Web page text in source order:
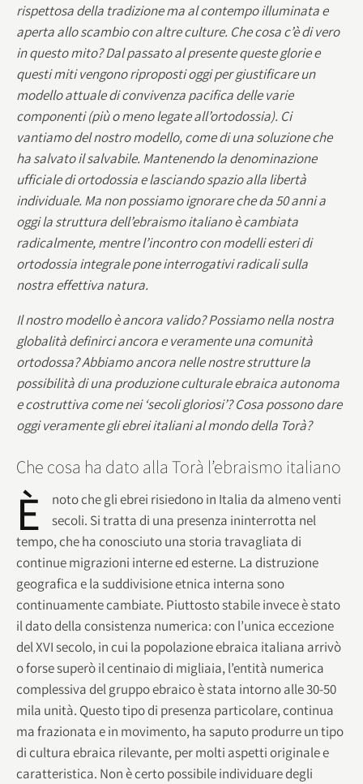
rispettosa della tradizione ma al contempo illuminata e
aperta allo scambio con altre culture. Che cosa c’è di vero
in questo mito? Dal passato al presente queste glorie e
questi miti vengono riproposti oggi per giustificare un
modello attuale di convivenza pacifica delle varie
componenti (più o meno legate all’ortodossia). Ci
vantiamo del nostro modello, come di una soluzione che
ha salvato il salvabile. Mantenendo la denominazione
ufficiale di ortodossia e lasciando spazio alla libertà
individuale. Ma non possiamo ignorare che da 50 anni a
oggi la struttura dell’ebraismo italiano è cambiata
radicalmente, mentre l’incontro con modelli esteri di
ortodossia integrale pone interrogativi radicali sulla
nostra effettiva natura.
Il nostro modello è ancora valido? Possiamo nella nostra
globalità definirci ancora e veramente una comunità
ortodossa? Abbiamo ancora nelle nostre strutture la
possibilità di una produzione culturale ebraica autonoma
e costruttiva come nei ‘secoli gloriosi’? Cosa possono dare
oggi veramente gli ebrei italiani al mondo della Torà?
Che cosa ha dato alla Torà l’ebraismo italiano
È
noto che gli ebrei risiedono in Italia da almeno venti
secoli. Si tratta di una presenza ininterrotta nel
tempo, che ha conosciuto una storia travagliata di
continue migrazioni interne ed esterne. La distruzione
geografica e la suddivisione etnica interna sono
continuamente cambiate. Piuttosto stabile invece è stato
il dato della consistenza numerica: con l’unica eccezione
del XVI secolo, in cui la popolazione ebraica italiana arrivò
o forse superò il centinaio di migliaia, l’entità numerica
complessiva del gruppo ebraico è stata intorno alle 30-50
mila unità. Questo tipo di presenza particolare, continua
ma frazionata e in movimento, ha saputo produrre un tipo
di cultura ebraica rilevante, per molti aspetti originale e
caratteristica. Non è certo possibile individuare degli